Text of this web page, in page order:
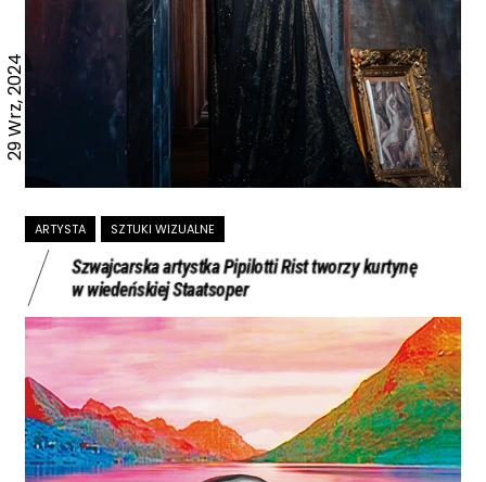
29 Wrz, 2024
ARTYSTA SZTUKI WIZUALNE
Szwajcarska artystka Pipilotti Rist tworzy kurtynę
w wiedeńskiej Staatsoper